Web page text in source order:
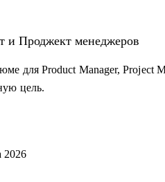
и Проджект менеджеров
для Product Manager, Project
цель.
2026